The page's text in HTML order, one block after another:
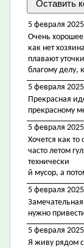
5 февраля
Очень хорошее
как нет
плавают
благому делу,
5 февраля
Прекрасная
прекрасному
5 февраля
Хочется как
часто летом
технически
й мусор, а
5 февраля
нужно
5 февраля
Я живу рядом с